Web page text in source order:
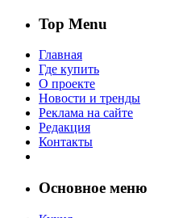
Top Menu
Главная
Где купить
О проекте
Новости и тренды
Реклама на сайте
Редакция
Контакты
Основное меню